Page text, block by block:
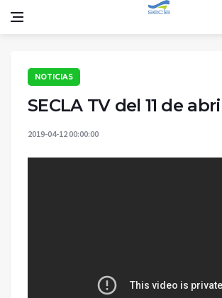
NOTICIAS
SECLA TV del 11 de
2019-04-12 00:00:00